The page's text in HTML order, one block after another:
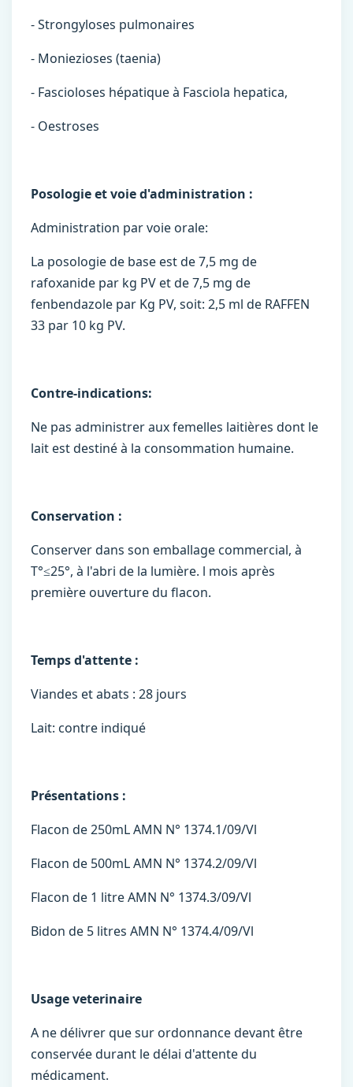
- Strongyloses pulmonaires
- Moniezioses (taenia)
- Fascioloses hépatique à Fasciola hepatica,
- Oestroses
Posologie et voie d'administration :
Administration par voie orale:
La posologie de base est de 7,5 mg de
rafoxanide par kg PV et de 7,5 mg de
fenbendazole par Kg PV, soit: 2,5 ml de RAFFEN
33 par 10 kg PV.
Contre-indications:
Ne pas administrer aux femelles laitières dont le
lait est destiné à la consommation humaine.
Conservation :
Conserver dans son emballage commercial, à
T°≤25°, à l'abri de la lumière. l mois après
première ouverture du flacon.
Temps d'attente :
Viandes et abats : 28 jours
Lait: contre indiqué
Présentations :
Flacon de 250mL AMN N° 1374.1/09/Vl
Flacon de 500mL AMN N° 1374.2/09/Vl
Flacon de 1 litre AMN N° 1374.3/09/Vl
Bidon de 5 litres AMN N° 1374.4/09/Vl
Usage veterinaire
A ne délivrer que sur ordonnance devant être
conservée durant le délai d'attente du
médicament.